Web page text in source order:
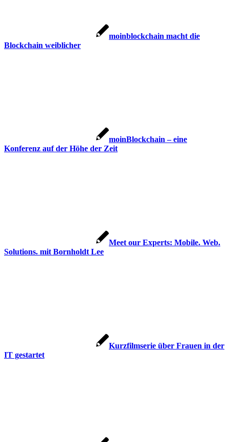
moinblockchain macht die
Blockchain weiblicher
moinBlockchain – eine
Konferenz auf der Höhe der Zeit
Meet our Experts: Mobile. Web.
Solutions. mit Bornholdt Lee
Kurzfilmserie über Frauen in der
IT gestartet